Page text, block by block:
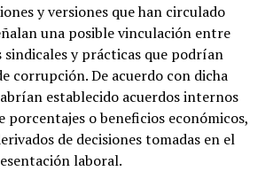
y versiones que han circulado
una posible vinculación entre
y prácticas que podrían
corrupción. De acuerdo con dicha
establecido acuerdos internos
porcentajes o beneficios económicos,
de decisiones tomadas en el
laboral.